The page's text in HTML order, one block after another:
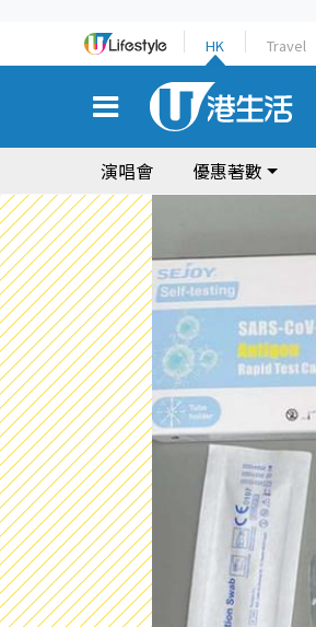
HK Travel
演唱會 優惠著數